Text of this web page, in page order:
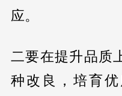
应。
二要在提升品质
种改良，培育